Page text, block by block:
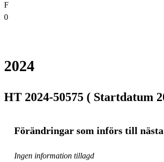
F
0
2024
HT 2024-50575 ( Startdatum
Förändringar som införs till
Ingen information tillagd